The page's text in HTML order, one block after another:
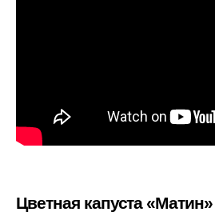
Цветная капуста «Матин»